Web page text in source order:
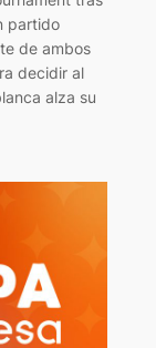
partido
de ambos
decidir al
alza su